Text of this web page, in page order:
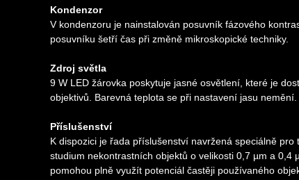
Kondenzor
V kondenzoru je nainstalován posuvník fázového
posuvníku šetří čas při změně mikroskopické techniky.
Zdroj světla
9 W LED žárovka poskytuje jasné osvětlení, které je
objektivů. Barevná teplota se při nastavení jasu
Příslušenství
K dispozici je řada příslušenství navržená speciálně
studium nekontrastních objektů o velikosti 0,7 µm a
pomohou plně využít potenciál častěji používaného